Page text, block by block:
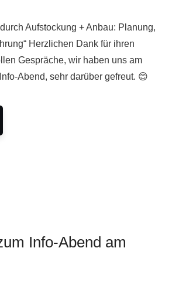
Aufstockung + Anbau: Planung,
Herzlichen Dank für ihren
Gespräche, wir haben uns am
Abend, sehr darüber gefreut. 😊
Info-Abend am